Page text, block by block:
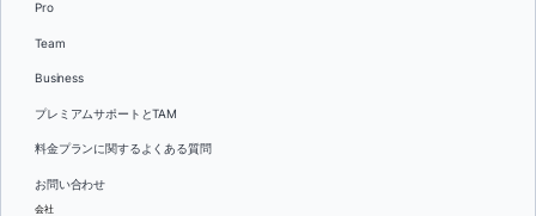
Pro
Team
Business
プレミアムサポートとTAM
料金プランに関するよくある質問
お問い合わせ
会社